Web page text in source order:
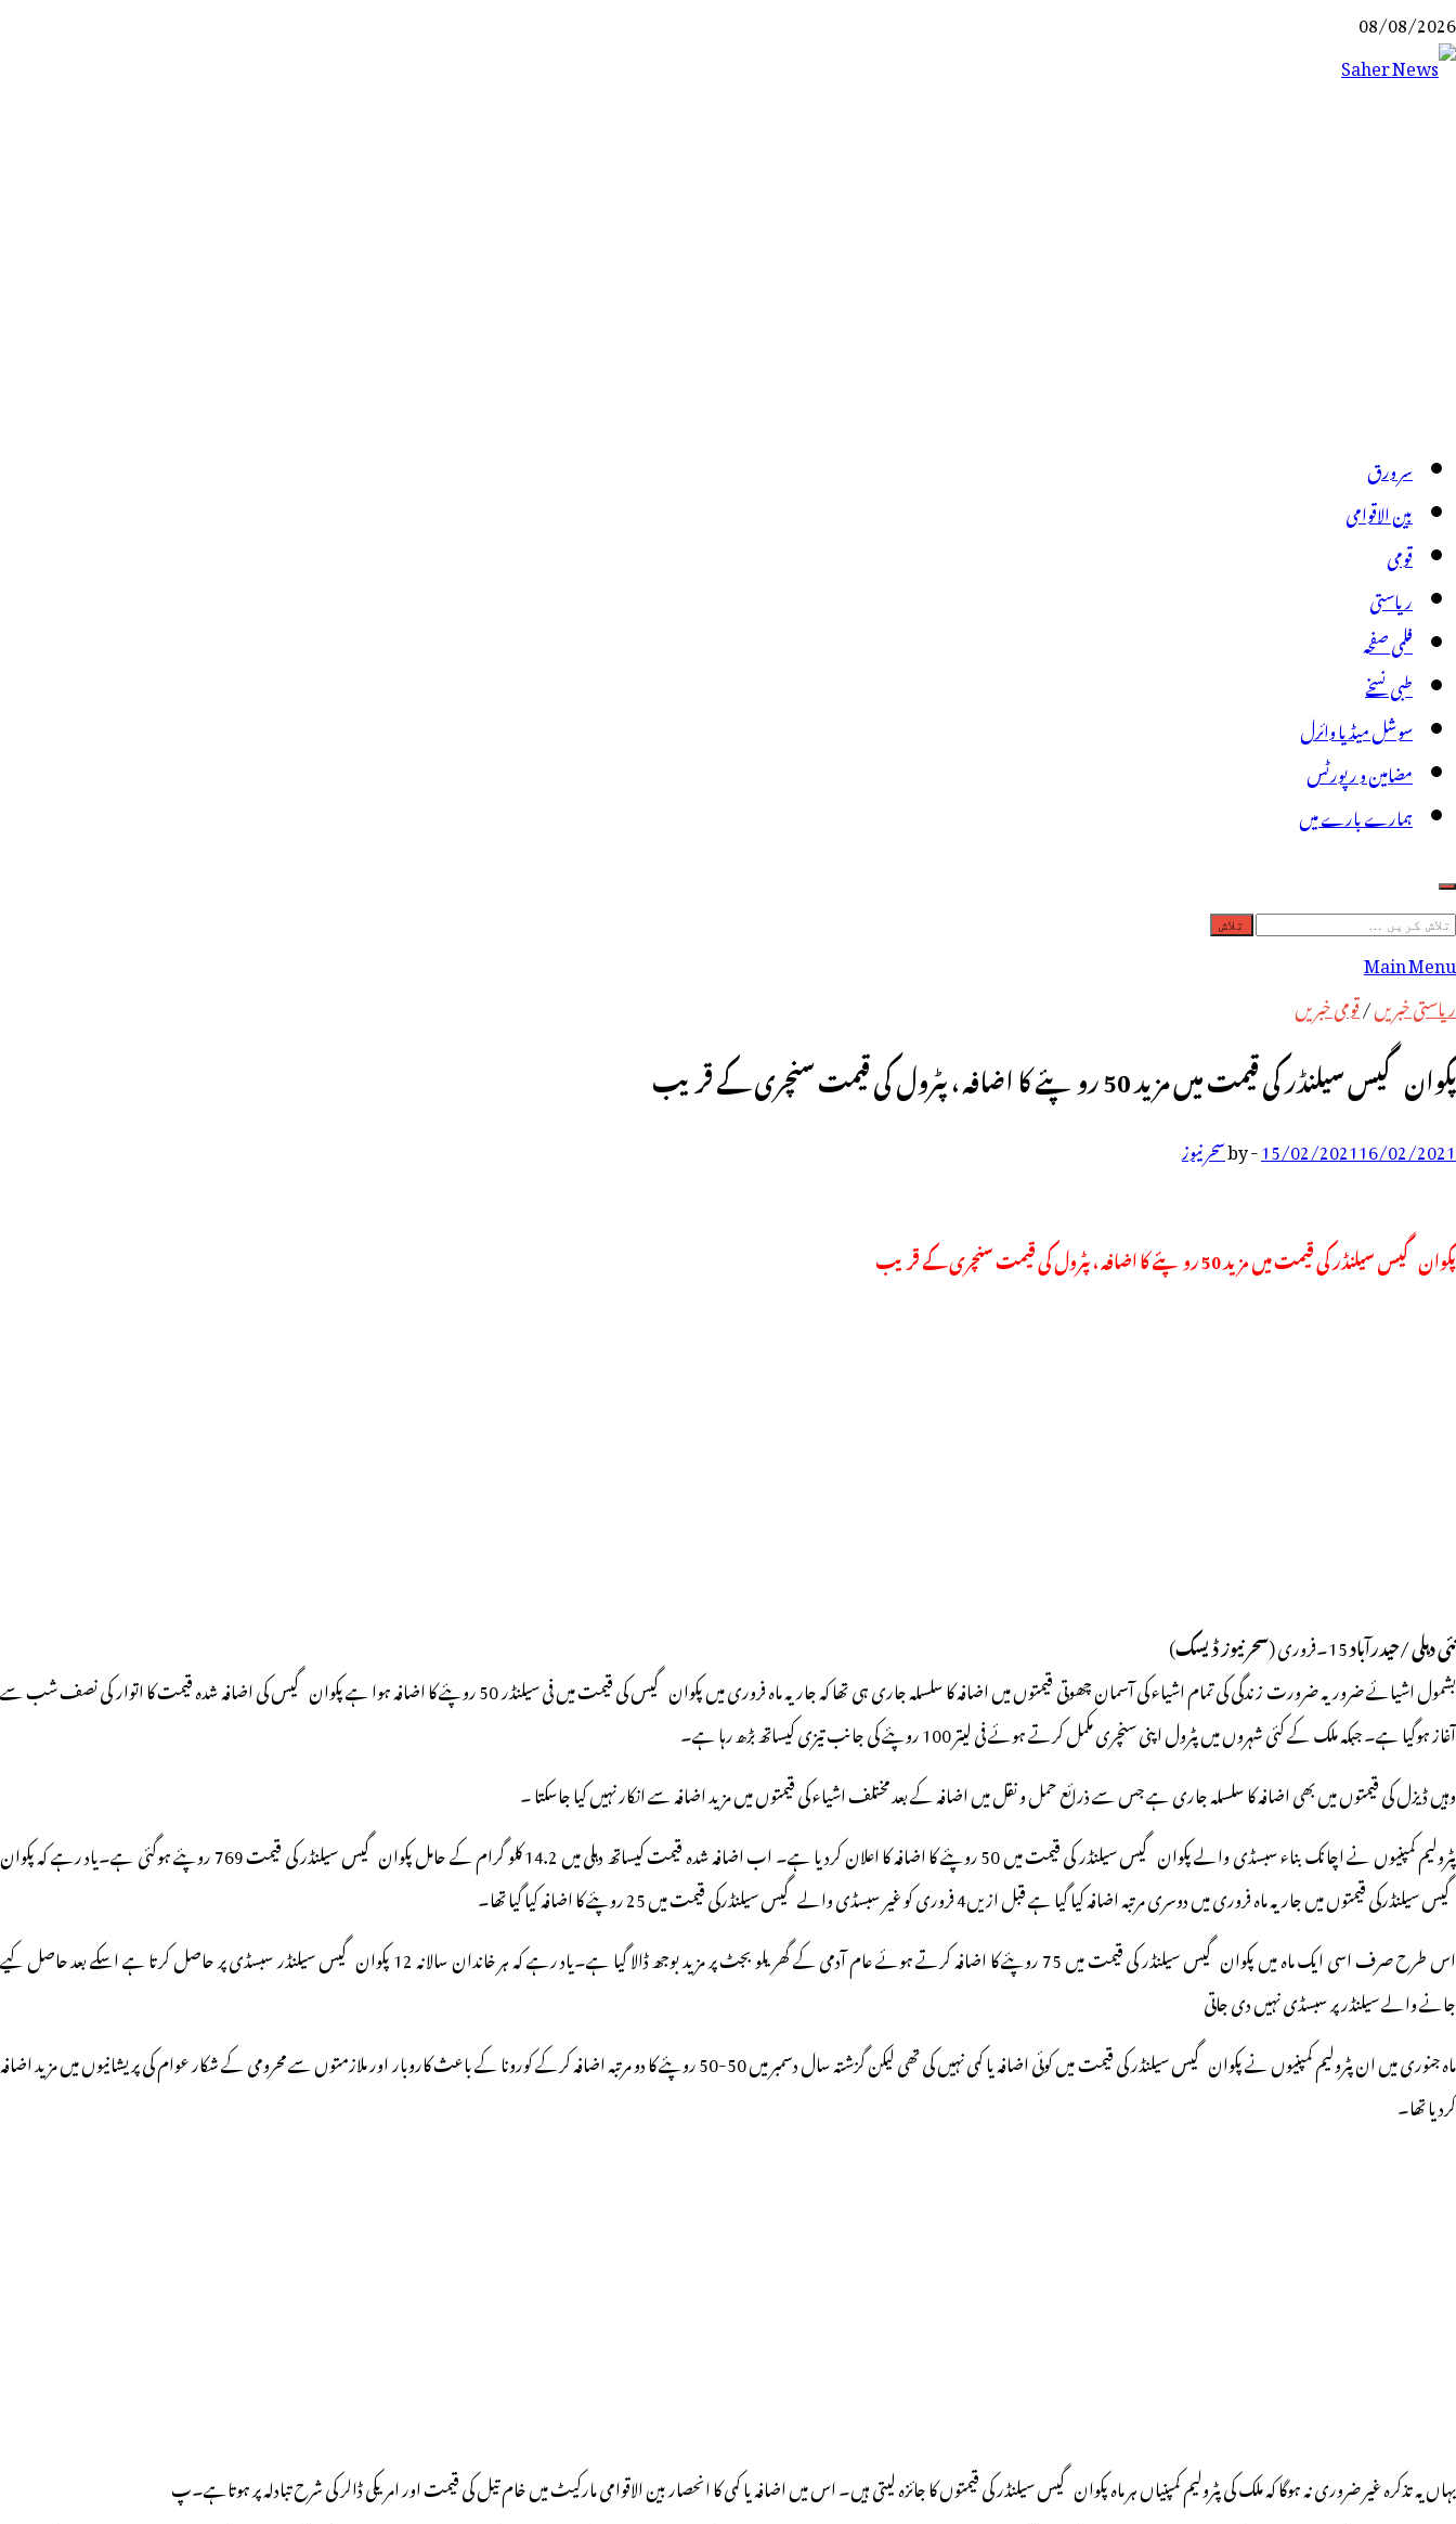
Skip
to
08/08/2026
سر ورق
بین الاقوامی
قومی
ریاستی
فلمی صفحہ
طبی نسخے
سوشل میڈیا وائرل
مضامین و رپورٹس
ہمارے بارے میں
تلاش
کریں
برائے:
Main Menu
ریاستی خبریں/قومی خبریں
پکوان گیس سیلنڈر کی قیمت میں مزید 50 روپئے کا اضافہ ، پٹرول کی قیمت سنچری کے قریب
15/02/202116/02/2021
-
byسحر نیوز
پکوان گیس سیلنڈر کی قیمت میں مزید 50 روپئے کا اضافہ ، پٹرول کی قیمت سنچری کے قریب
نئی دہلی /حیدرآباد15۔فروری ( سحر نیوز ڈیسک)
بشمول اشیائے ضروریہ ضرورت زندگی کی تمام اشیاء کی آسمان چھوتی قیمتوں میں اضافہ کا سلسلہ جاری ہی تھا کہ جاریہ ماہ فروری میں پکوان گیس کی قیمت میں فی سیلنڈر 50 روپئے کا اضافہ ہوا ہے پکوان گیس کی اضافہ شدہ قیمت کا اتوار کی نصف شب سے
آغاز ہوگیا ہے۔ جبکہ ملک کے کئی شہروں میں پٹرول اپنی سنچری مکمل کرتے ہوئے فی لیتر 100 روپئے کی جانب تیزی کیساتھ بڑھ رہا ہے۔
وہیں ڈیزل کی قیمتوں میں بھی اضافہ کا سلسلہ جاری ہے جس سے ذرائع حمل و نقل میں اضافہ کے بعد مختلف اشیاء کی قیمتوں میں مزید اضافہ سے انکار نہیں کیا جاسکتا ۔
پٹرولیم کمپنیوں نے اچانک بناء سبسڈی والے پکوان گیس سیلنڈر کی قیمت میں 50 روپئے کا اضافہ کا اعلان کردیا ہے۔ اب اضافہ شدہ قیمت کیساتھ دہلی میں 14.2 کلو گرام کے حامل پکوان گیس سیلنڈر کی قیمت 769 روپئے ہوگئی ہے۔یاد رہے کہ پکوان
گیس سیلنڈرکی قیمتوں میں جاریہ ماہ فروری میں دوسری مرتبہ اضافہ کیا گیا ہے قبل ازیں4 فروری کو غیر سبسڈی والے گیس سیلنڈرکی قیمت میں 25 روپئے کا اضافہ کیا گیا تھا۔
اس طرح صرف اسی ایک ماہ میں پکوان گیس سیلنڈر کی قیمت میں 75 روپئے کا اضافہ کرتے ہوئے عام آدمی کے گھریلو بجٹ پر مزید بوجھ ڈالا گیا ہے۔یاد رہے کہ ہر خاندان سالانہ 12 پکوان گیس سیلنڈر سبسڈی پر حاصل کرتا ہے اسکے بعد حاصل کیے
جانے والے سیلنڈر پر سبسڈی نہیں دی جاتی
ماہ جنوری میں ان پٹرولیم کمپنیوں نے پکوان گیس سیلنڈر کی قیمت میں کوئی اضافہ یا کمی نہیں کی تھی لیکن گزشتہ سال دسمبر میں 50-50 روپئے کا دو مرتبہ اضافہ کرکے کورونا کے باعث کاروبار اور ملازمتوں سے محرومی کے شکار عوام کی پریشانیوں میں مزید اضافہ
کردیا تھا۔
یہاں یہ تذکرہ غیر ضروری نہ ہوگا کہ ملک کی پٹرولیم کمپنیاں ہر ماہ پکوان گیس سیلنڈر کی قیمتوں کا جائزہ لیتی ہیں۔ اس میں اضافہ یا کمی کا انحصار بین الاقوامی مارکیٹ میں خام تیل کی قیمت اور امریکی ڈالر کی شرح تبادلہ پر ہوتاہے۔پ